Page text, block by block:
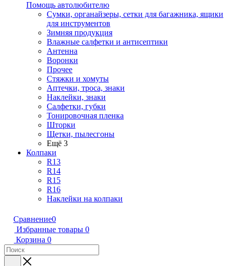
Помощь автолюбителю
Сумки, органайзеры, сетки для багажника, ящики
для инструментов
Зимняя продукция
Влажные салфетки и антисептики
Антенна
Воронки
Прочее
Стяжки и хомуты
Аптечки, троса, знаки
Наклейки, знаки
Салфетки, губки
Тонировочная пленка
Шторки
Щетки, пылесгоны
Ещё 3
Колпаки
R13
R14
R15
R16
Наклейки на колпаки
Сравнение0
Избранные товары 0
Корзина 0